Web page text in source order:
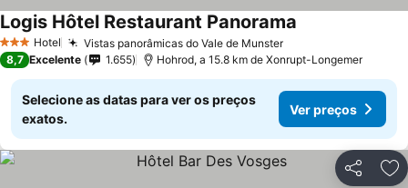
3 EstrelasHotel Vistas panorâmicas do Vale de MunsterVer preços
Logis Hôtel Restaurant Panorama
8,7 Excelente 1.655 Hohrod, a 15.8 km de Xonrupt-Longemer
Selecione as datas para ver os preços
exatos.
Ver preços
Partilhar